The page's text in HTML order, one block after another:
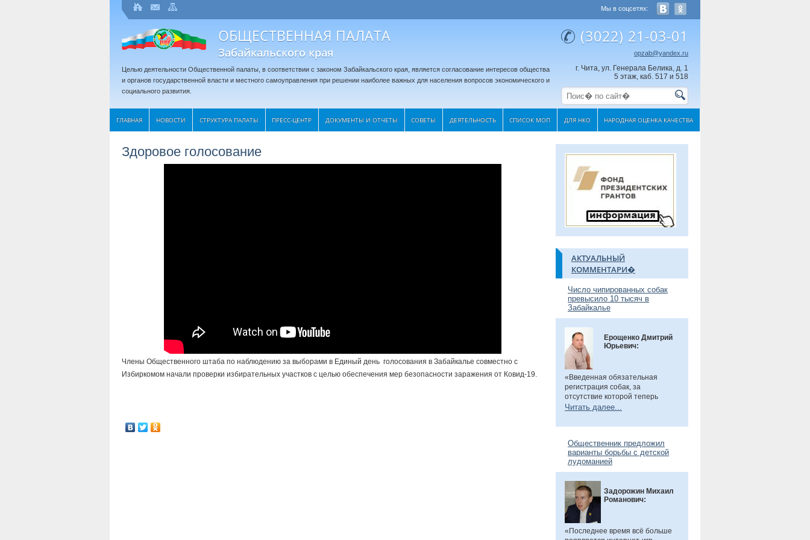
Мы в соцсетях:
ОБЩЕСТВЕННАЯ ПАЛАТА
Забайкальского края
Целью деятельности Общественной палаты, в соответствии с законом Забайкальского края, является согласование интересов общества
и органов государственной власти и местного самоуправления при решении наиболее важных для населения вопросов экономического и
социального развития.
(3022) 21-03-01
opzab@yandex.ru
г. Чита, ул. Генерала Белика, д. 1
5 этаж, каб. 517 и 518
ГЛАВНАЯ НОВОСТИ СТРУКТУРА ПАЛАТЫ ПРЕСС-ЦЕНТР ДОКУМЕНТЫ И ОТЧЕТЫ CОВЕТЫ ДЕЯТЕЛЬНОСТЬ СПИСОК МОП ДЛЯ НКО НАРОДНАЯ ОЦЕНКА КАЧЕСТВА
Здоровое голосование
Члены Общественного штаба по наблюдению за выборами в Единый день голосования в Забайкалье совместно с
Избиркомом начали проверки избирательных участков с целью обеспечения мер безопасности заражения от Ковид-19.
АКТУАЛЬНЫЙ
КОММЕНТАРИ�
Число чипированных собак
превысило 10 тысяч в
Забайкалье
Ерощенко Дмитрий
Юрьевич:
«Введенная обязательная
регистрация собак, за
отсутствие которой теперь
предусмотрен штраф. Эта мера
учет домашних животных и
владельцев. Особенно важно,
что регистрация бесплатна, а
владельцам нужно лишь
оплатить чип или метку. Новые
правила помогут сделать
контроль за питомцами более
прозрачным и системным», -
сказал общественник.
Читать далее...
Общественник предложил
варианты борьбы с детской
лудоманией
Задорожин Михаил
Романович:
«Последнее время всё больше